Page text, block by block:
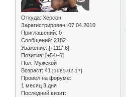
Откуда: Херсон
Зарегистрирован: 07.04.2010
Приглашений: 0
Сообщений: 2182
Уважение: [+111/-6]
Позитив: [+54/-6]
Пол: Мужской
Возраст: 41 [1985-02-17]
Провел на форуме:
1 месяц 3 дня
Последний визит: